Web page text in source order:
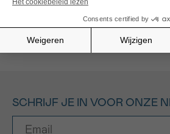
Alle gefinancierde projecten
SCHRIJF JE IN VOOR ONZE